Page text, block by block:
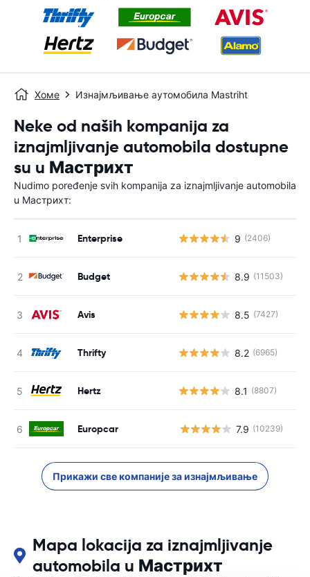
Хоме Изнајмљивање аутомобила Mastriht
Neke od naših kompanija za
iznajmljivanje automobila dostupne
su u Мастрихт
Nudimo poređenje svih kompanija za iznajmljivanje automobila
u Мастрихт:
Enterprise 9 (2406)
Budget 8.9 (11503)
Avis 8.5 (7427)
Thrifty 8.2 (6965)
Hertz 8.1 (8807)
Europcar 7.9 (10239)
Прикажи све компаније за изнајмљивање
Mapa lokacija za iznajmljivanje
automobila u Мастрихт